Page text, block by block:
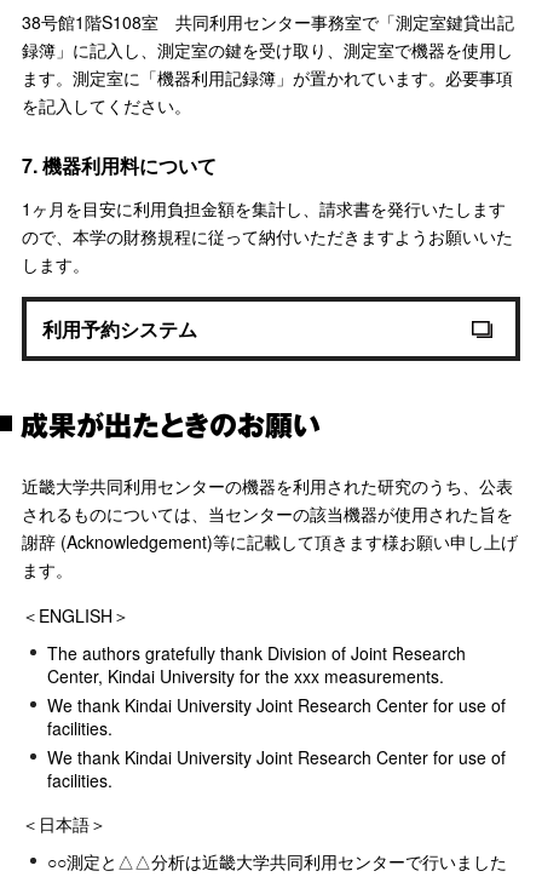
38号館1階S108室 共同利用センター事務室で「測定室鍵貸出記
録簿」に記入し、測定室の鍵を受け取り、測定室で機器を使用し
ます。測定室に「機器利用記録簿」が置かれています。必要事項
を記入してください。
7. 機器利用料について
1ヶ月を目安に利用負担金額を集計し、請求書を発行いたします
ので、本学の財務規程に従って納付いただきますようお願いいた
します。
利用予約システム
成果が出たときのお願い
近畿大学共同利用センターの機器を利用された研究のうち、公表
されるものについては、当センターの該当機器が使用された旨を
謝辞 (Acknowledgement)等に記載して頂きます様お願い申し上げ
ます。
＜ENGLISH＞
The authors gratefully thank Division of Joint Research
Center, Kindai University for the xxx measurements.
We thank Kindai University Joint Research Center for use of
facilities.
We thank Kindai University Joint Research Center for use of
facilities.
＜日本語＞
○○測定と△△分析は近畿大学共同利用センターで行いました